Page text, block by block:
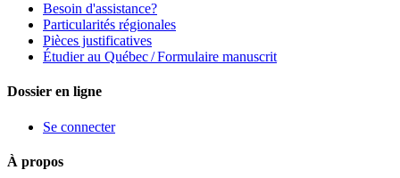
Besoin d'assistance?
Particularités régionales
Pièces justificatives
Étudier au Québec / Formulaire manuscrit
Dossier en ligne
Se connecter
À propos